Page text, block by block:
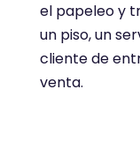
el papeleo y
un piso, un
cliente de
venta.